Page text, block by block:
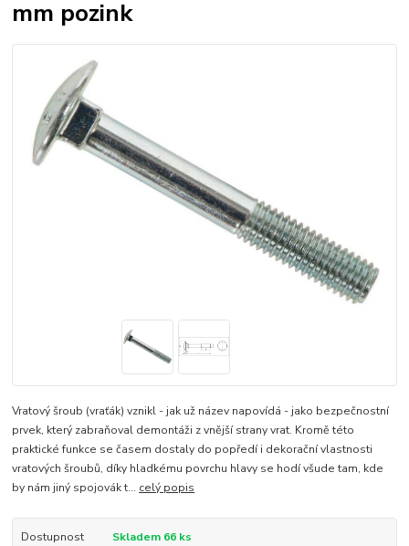
mm pozink
Vratový šroub (vraťák) vznikl - jak už název napovídá - jako bezpečnostní
prvek, který zabraňoval demontáži z vnější strany vrat. Kromě této
praktické funkce se časem dostaly do popředí i dekorační vlastnosti
vratových šroubů, díky hladkému povrchu hlavy se hodí všude tam, kde
by nám jiný spojovák t... celý popis
Dostupnost Skladem 66 ks